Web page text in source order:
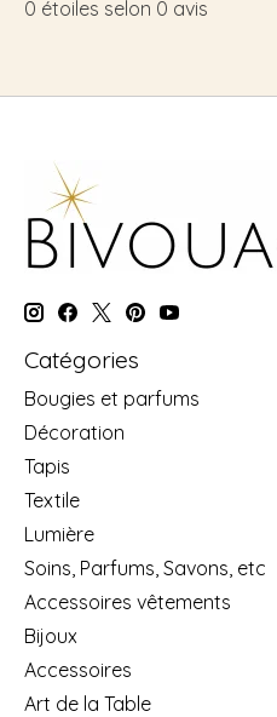
0 étoiles selon 0 avis
Catégories
Bougies et parfums
Décoration
Tapis
Textile
Lumière
Soins, Parfums, Savons, etc
Accessoires vêtements
Bijoux
Accessoires
Art de la Table